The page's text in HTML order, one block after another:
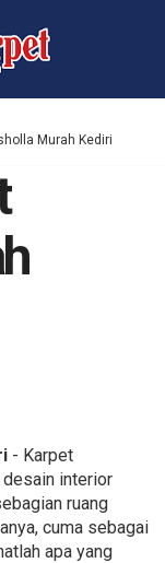
Murah Kediri
- Karpet
desain interior
ruang
cuma sebagai
apa yang